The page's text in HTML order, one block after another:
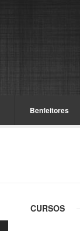
Benfeitores
CURSOS